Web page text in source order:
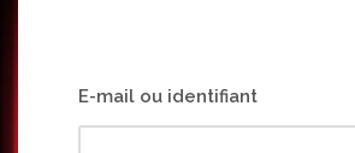
E-mail ou identifiant